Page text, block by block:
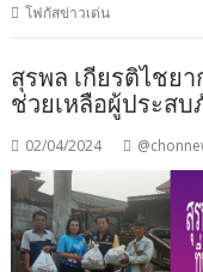
โฟกัสข่าวเด่น
สุรพล เกียรติไชย
ช่วยเหลือผู้ประส
02/04/2024